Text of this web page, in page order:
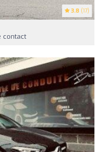
3.8 (17)
contact